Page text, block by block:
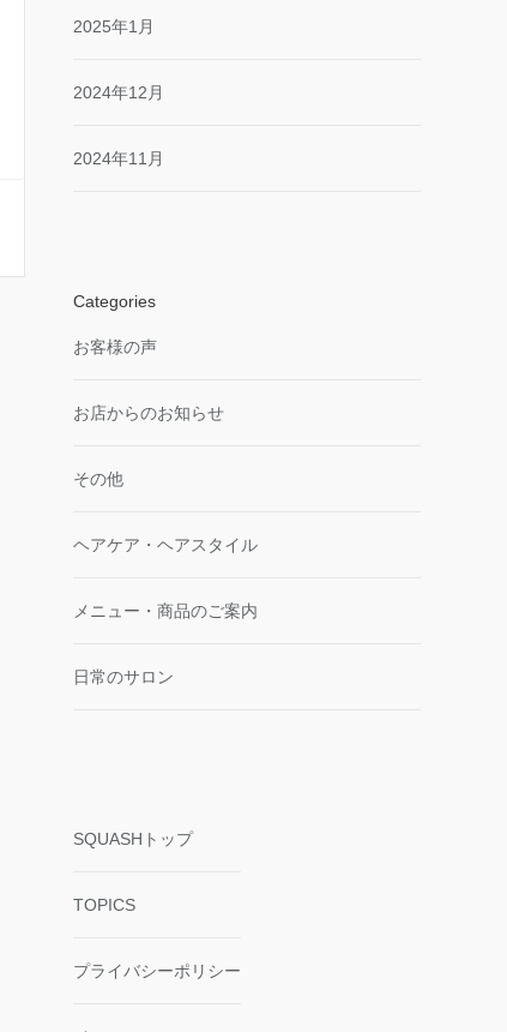
2025年1月
2024年12月
2024年11月
Categories
お客様の声
お店からのお知らせ
その他
ヘアケア・ヘアスタイル
メニュー・商品のご案内
日常のサロン
SQUASHトップ
TOPICS
プライバシーポリシー